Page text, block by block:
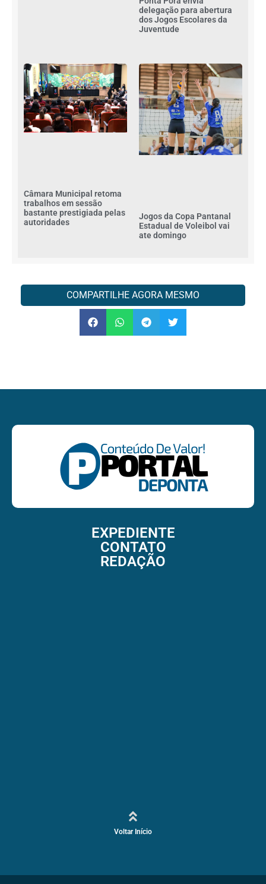
delegação para abertura
dos Jogos Escolares da
Juventude
Câmara Municipal retoma
trabalhos em sessão
bastante prestigiada pelas
autoridades
Jogos da Copa Pantanal
Estadual de Voleibol vai
ate domingo
COMPARTILHE AGORA MESMO
EXPEDIENTE
CONTATO
REDAÇÃO
Voltar Início